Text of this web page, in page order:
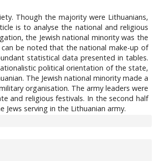
Though the majority were Lithuanians,
is to analyse the national and religious
the Jewish national minority was the
be noted that the national make-up of
statistical data presented in tables.
political orientation of the state,
The Jewish national minority made a
organisation. The army leaders were
and religious festivals. In the second half
serving in the Lithuanian army.